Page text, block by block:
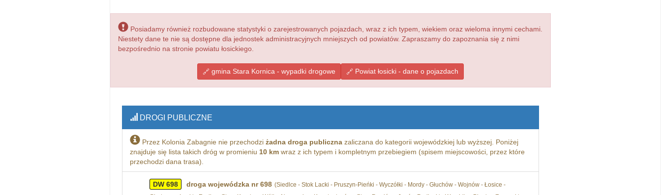
Posiadamy również rozbudowane statystyki o zarejestrowanych pojazdach, wraz z ich typem, wiekiem oraz wieloma innymi cechami.
Niestety dane te nie są dostępne dla jednostek administracyjnych mniejszych od powiatów. Zapraszamy do zapoznania się z nimi
bezpośrednio na stronie powiatu łosickiego.
gmina Stara Kornica - wypadki drogowe Powiat łosicki - dane o pojazdach
DROGI PUBLICZNE
Przez Kolonia Zabagnie nie przechodzi żadna droga publicznazaliczana do kategorii wojewódzkiej lub wyższej. Poniżej
znajduje się lista takich dróg w promieniu 10 kmwraz z ich typem i kompletnym przebiegiem (spisem miejscowości, przez które
przechodzi dana trasa).
DW 698 droga wojewódzka nr 698 (Siedlce - Stok Lacki - Pruszyn-Pieńki - Wyczółki - Mordy - Głuchów - Wojnów - Łosice -